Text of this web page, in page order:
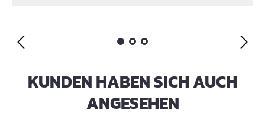
normalentflammbar
Produktgalerie überspringen
KUNDEN HABEN SICH AUCH
ANGESEHEN